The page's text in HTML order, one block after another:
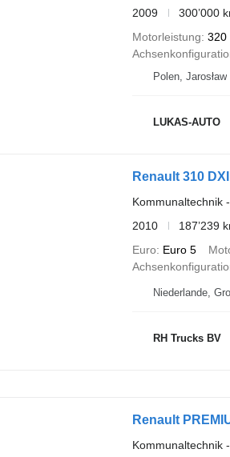
2009
300’000
Motorleistung 320
Polen, Jarosław
LUKAS-AUTO
Renault 310
Kommunaltechnik
2010
187’239
Euro
Euro 5
Niederlande,
RH Trucks BV
Renault
Kommunaltechnik